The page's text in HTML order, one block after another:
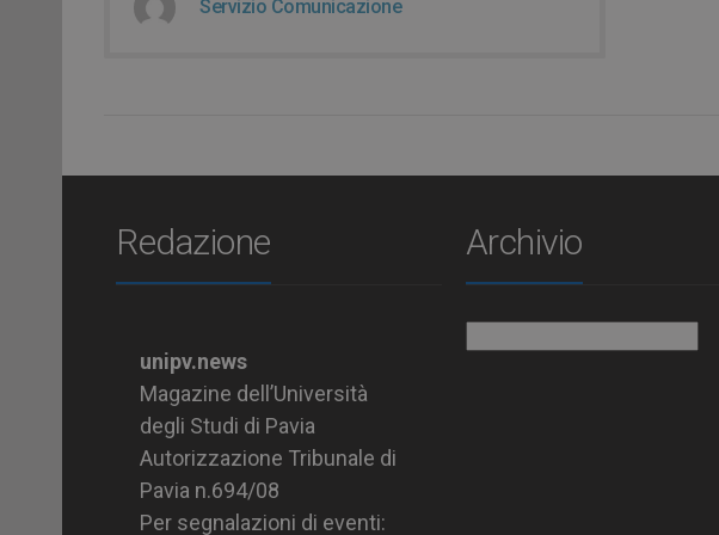
Servizio Comunicazione
Redazione
unipv.news
Magazine dell’Università
degli Studi di Pavia
Autorizzazione Tribunale di
Pavia n.694/08
Per segnalazioni di eventi:
Archivio